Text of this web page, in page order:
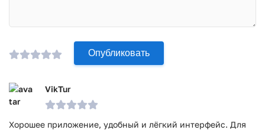
Опубликовать
VikTur
Хорошее приложение, удобный и лёгкий интерфейс. Для